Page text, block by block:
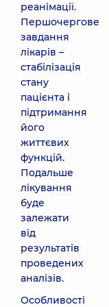
реанімації.
Першочергове
завдання
лікарів –
стабілізація
стану
пацієнта і
підтримання
його
життєвих
функцій.
Подальше
лікування
буде
залежати
від
результатів
проведених
аналізів.
Особливості